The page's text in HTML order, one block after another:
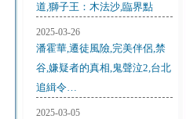
道,獅子王：木法沙,臨界點
2025-03-26
潘霍華,遷徒風險,完美伴侶,禁
谷,嫌疑者的真相,鬼聲泣2,台北
追緝令…
2025-03-05